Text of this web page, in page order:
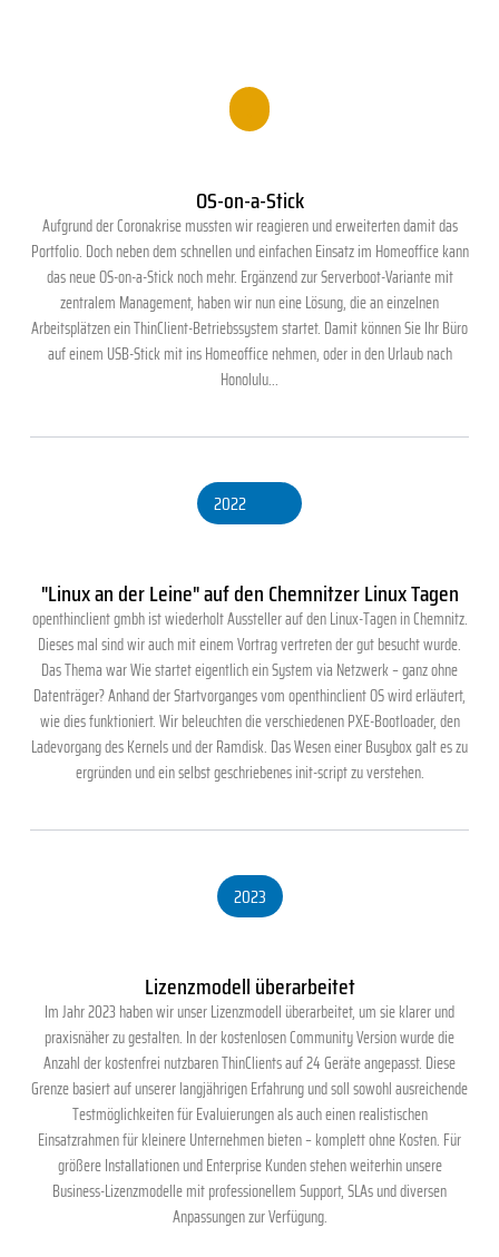
OS-on-a-Stick
Aufgrund der Coronakrise mussten wir reagieren und erweiterten damit das
Portfolio. Doch neben dem schnellen und einfachen Einsatz im Homeoffice kann
das neue OS-on-a-Stick noch mehr. Ergänzend zur Serverboot-Variante mit
zentralem Management, haben wir nun eine Lösung, die an einzelnen
Arbeitsplätzen ein ThinClient-Betriebssystem startet. Damit können Sie Ihr Büro
auf einem USB-Stick mit ins Homeoffice nehmen, oder in den Urlaub nach
Honolulu...
2022
"Linux an der Leine" auf den Chemnitzer Linux Tagen
openthinclient gmbh ist wiederholt Aussteller auf den Linux-Tagen in Chemnitz.
Dieses mal sind wir auch mit einem Vortrag vertreten der gut besucht wurde.
Das Thema war Wie startet eigentlich ein System via Netzwerk – ganz ohne
Datenträger? Anhand der Startvorganges vom openthinclient OS wird erläutert,
wie dies funktioniert. Wir beleuchten die verschiedenen PXE-Bootloader, den
Ladevorgang des Kernels und der Ramdisk. Das Wesen einer Busybox galt es zu
ergründen und ein selbst geschriebenes init-script zu verstehen.
2023
Lizenzmodell überarbeitet
Im Jahr 2023 haben wir unser Lizenzmodell überarbeitet, um sie klarer und
praxisnäher zu gestalten. In der kostenlosen Community Version wurde die
Anzahl der kostenfrei nutzbaren ThinClients auf 24 Geräte angepasst. Diese
Grenze basiert auf unserer langjährigen Erfahrung und soll sowohl ausreichende
Testmöglichkeiten für Evaluierungen als auch einen realistischen
Einsatzrahmen für kleinere Unternehmen bieten – komplett ohne Kosten. Für
größere Installationen und Enterprise Kunden stehen weiterhin unsere
Business-Lizenzmodelle mit professionellem Support, SLAs und diversen
Anpassungen zur Verfügung.